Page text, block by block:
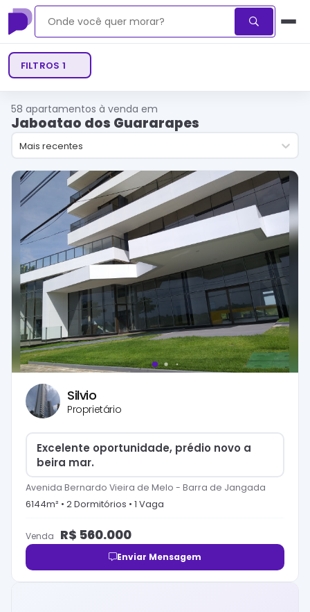
FILTROS 1
58 apartamentos à venda em
Jaboatao dos Guararapes
Mais recentes
Silvio
Proprietário
Excelente oportunidade, prédio novo a
beira mar.
Avenida Bernardo Vieira de Melo - Barra de Jangada
6144m² • 2Dormitórios • 1 Vaga
Venda R$ 560.000
Enviar Mensagem